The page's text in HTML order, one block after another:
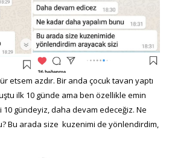
etsem azdır. Bir anda çocuk tavan yaptı
ilk 10 günde ama ben özellikle emin
gündeyiz, daha devam edeceğiz. Ne
Bu arada size kuzenimi de yönlendirdim,